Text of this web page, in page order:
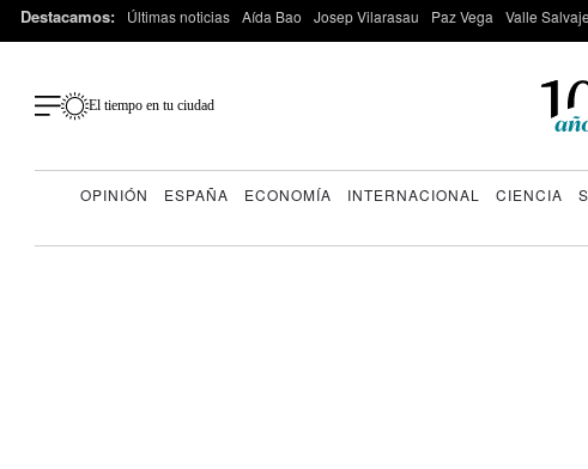
Destacamos: Últimas noticias Aída Bao Josep Vilarasau Paz Vega Valle Salvaje
El tiempo en tu ciudad
OPINIÓN ESPAÑA ECONOMÍA INTERNACIONAL CIENCIA